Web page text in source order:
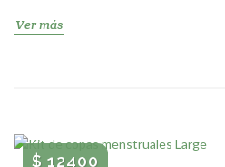
Ver más
$ 12400